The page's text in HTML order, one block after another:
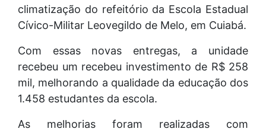
climatização do refeitório da Escola Estadual
Cívico-Militar Leovegildo de Melo, em Cuiabá.
Com essas novas entregas, a unidade
recebeu um recebeu investimento de R$ 258
mil, melhorando a qualidade da educação dos
1.458 estudantes da escola.
As melhorias foram realizadas com